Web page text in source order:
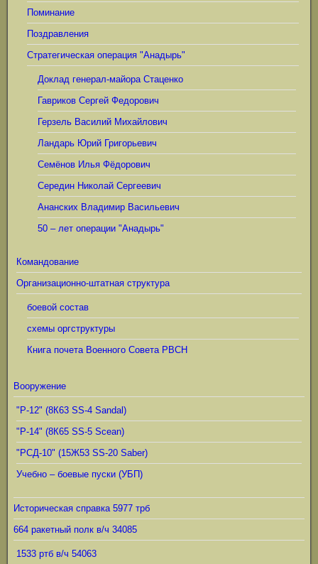
Поминание
Поздравления
Стратегическая операция "Анадырь"
Доклад генерал-майора Стаценко
Гавриков Сергей Федорович
Герзель Василий Михайлович
Ландарь Юрий Григорьевич
Семёнов Илья Фёдорович
Середин Николай Сергеевич
Ананских Владимир Васильевич
50 – лет операции "Анадырь"
Командование
Организационно-штатная структура
боевой состав
схемы оргструктуры
Книга почета Военного Совета РВСН
Вооружение
"Р-12" (8К63 SS-4 Sandal)
"Р-14" (8К65 SS-5 Scean)
"РСД-10" (15Ж53 SS-20 Saber)
Учебно – боевые пуски (УБП)
Историческая справка 5977 трб
664 ракетный полк в/ч 34085
1533 ртб в/ч 54063